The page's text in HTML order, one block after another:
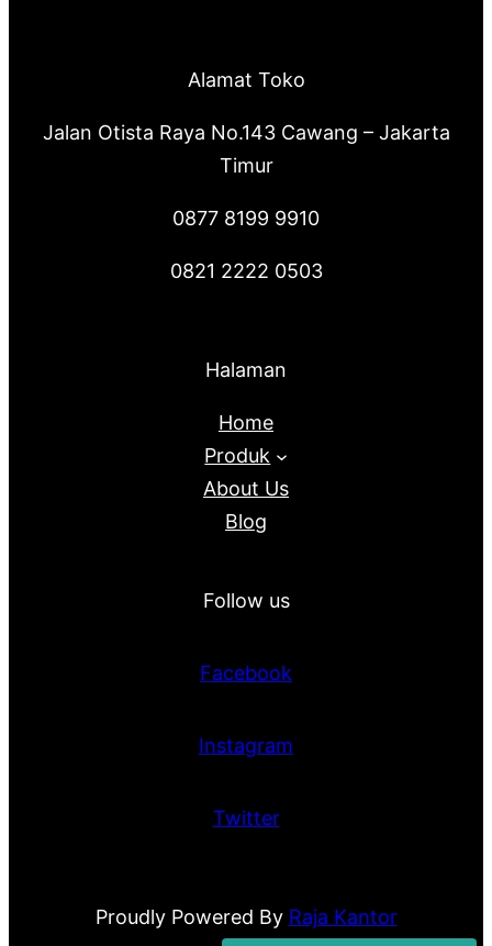
Alamat Toko
Jalan Otista Raya No.143 Cawang – Jakarta
Timur
0877 8199 9910
0821 2222 0503
Halaman
Home
Produk
About Us
Blog
Follow us
Facebook
Instagram
Twitter
Proudly Powered By Raja Kantor